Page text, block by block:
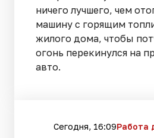
ничего лучшего, чем
машину с горящим
жилого дома, чтобы
огонь перекинулся на
авто.
Сегодня, 16:09Работа